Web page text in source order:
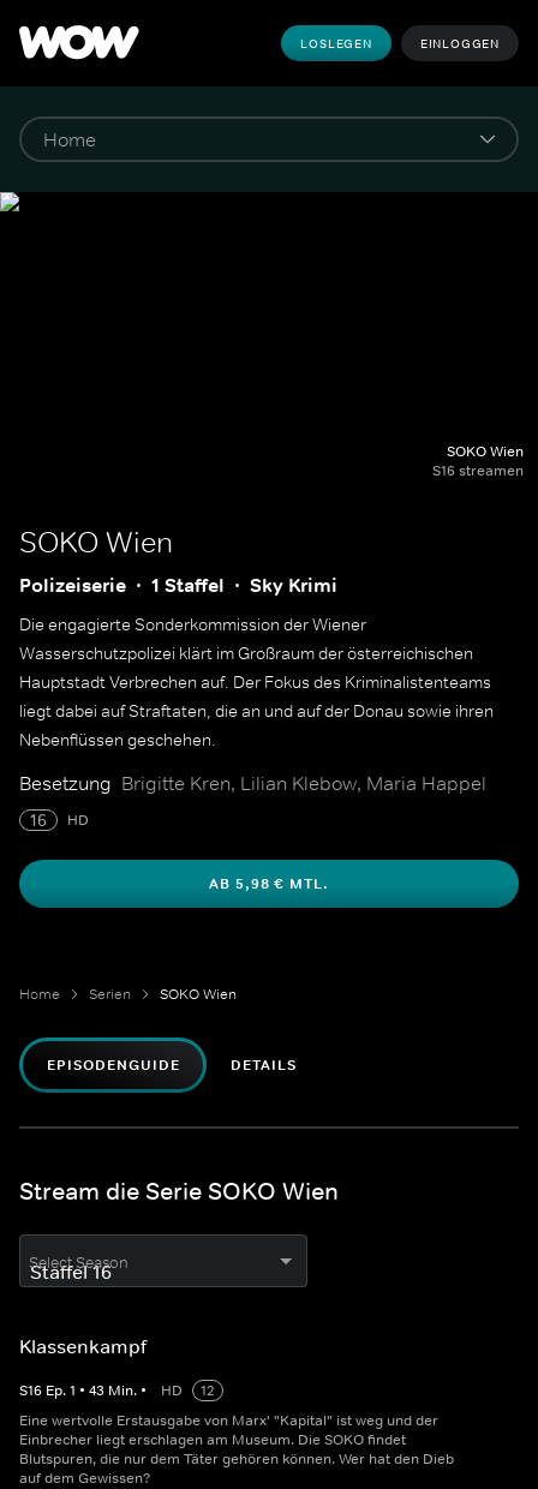
LOSLEGEN EINLOGGEN
SOKO Wien
S16 streamen
SOKO Wien
Polizeiserie 1 Staffel Sky Krimi
Die engagierte Sonderkommission der Wiener
Wasserschutzpolizei klärt im Großraum der österreichischen
Hauptstadt Verbrechen auf. Der Fokus des Kriminalistenteams
liegt dabei auf Straftaten, die an und auf der Donau sowie ihren
Nebenflüssen geschehen.
Besetzung Brigitte Kren, Lilian Klebow, Maria Happel
16 HD
AB 5,98 € MTL.
Home Serien SOKO Wien
EPISODENGUIDE DETAILS
Stream die Serie SOKO Wien
Select Season
Klassenkampf
S16 Ep.1 • 43 Min. • HD
12
Eine wertvolle Erstausgabe von Marx' "Kapital" ist weg und der
Einbrecher liegt erschlagen am Museum. Die SOKO findet
Blutspuren, die nur dem Täter gehören können. Wer hat den Dieb
auf dem Gewissen?